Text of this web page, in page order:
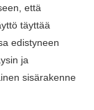
että
täyttää
edistyneen
ja
sisärakenne